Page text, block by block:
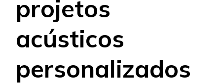
projetos
acústicos
personalizados